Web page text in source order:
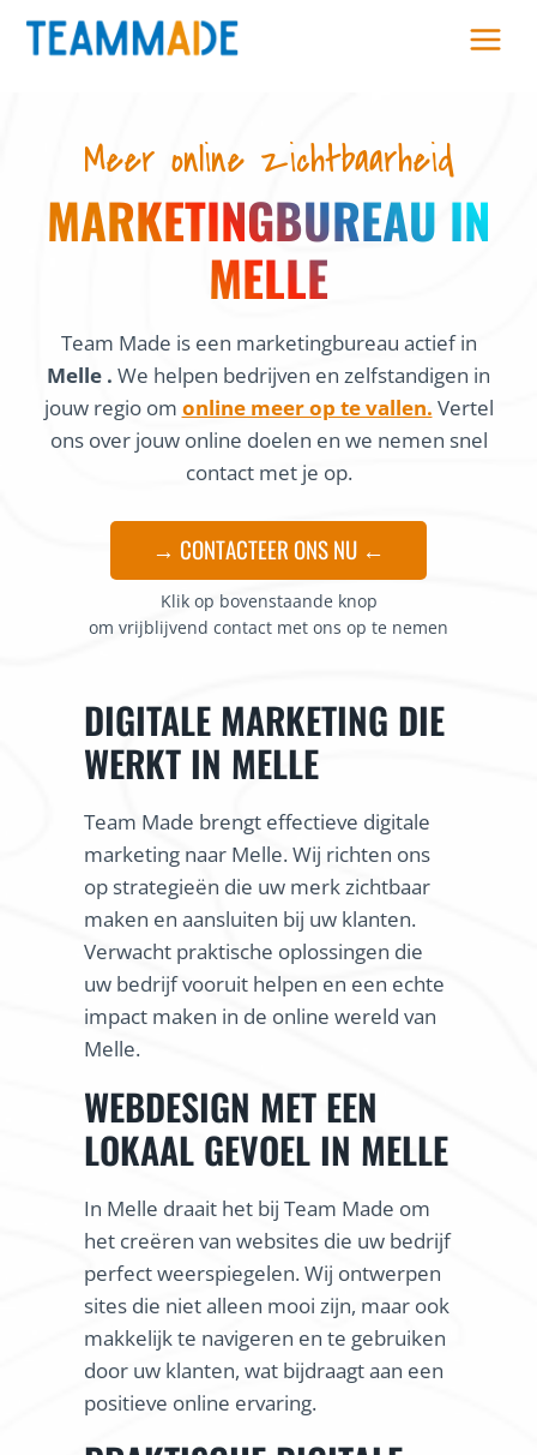
Skip
Meer online zichtbaarheid
MARKETINGBUREAU IN
MELLE
Team Made is een marketingbureau actief in
Melle . We helpen bedrijven en zelfstandigen in
jouw regio om online meer op te vallen. Vertel
ons over jouw online doelen en we nemen snel
contact met je op.
→ CONTACTEER ONS NU ←
Klik op bovenstaande knop
om vrijblijvend contact met ons op te nemen
DIGITALE MARKETING DIE
WERKT IN MELLE
Team Made brengt effectieve digitale
marketing naar Melle. Wij richten ons
op strategieën die uw merk zichtbaar
maken en aansluiten bij uw klanten.
Verwacht praktische oplossingen die
uw bedrijf vooruit helpen en een echte
impact maken in de online wereld van
Melle.
WEBDESIGN MET EEN
LOKAAL GEVOEL IN MELLE
In Melle draait het bij Team Made om
het creëren van websites die uw bedrijf
perfect weerspiegelen. Wij ontwerpen
sites die niet alleen mooi zijn, maar ook
makkelijk te navigeren en te gebruiken
door uw klanten, wat bijdraagt aan een
positieve online ervaring.